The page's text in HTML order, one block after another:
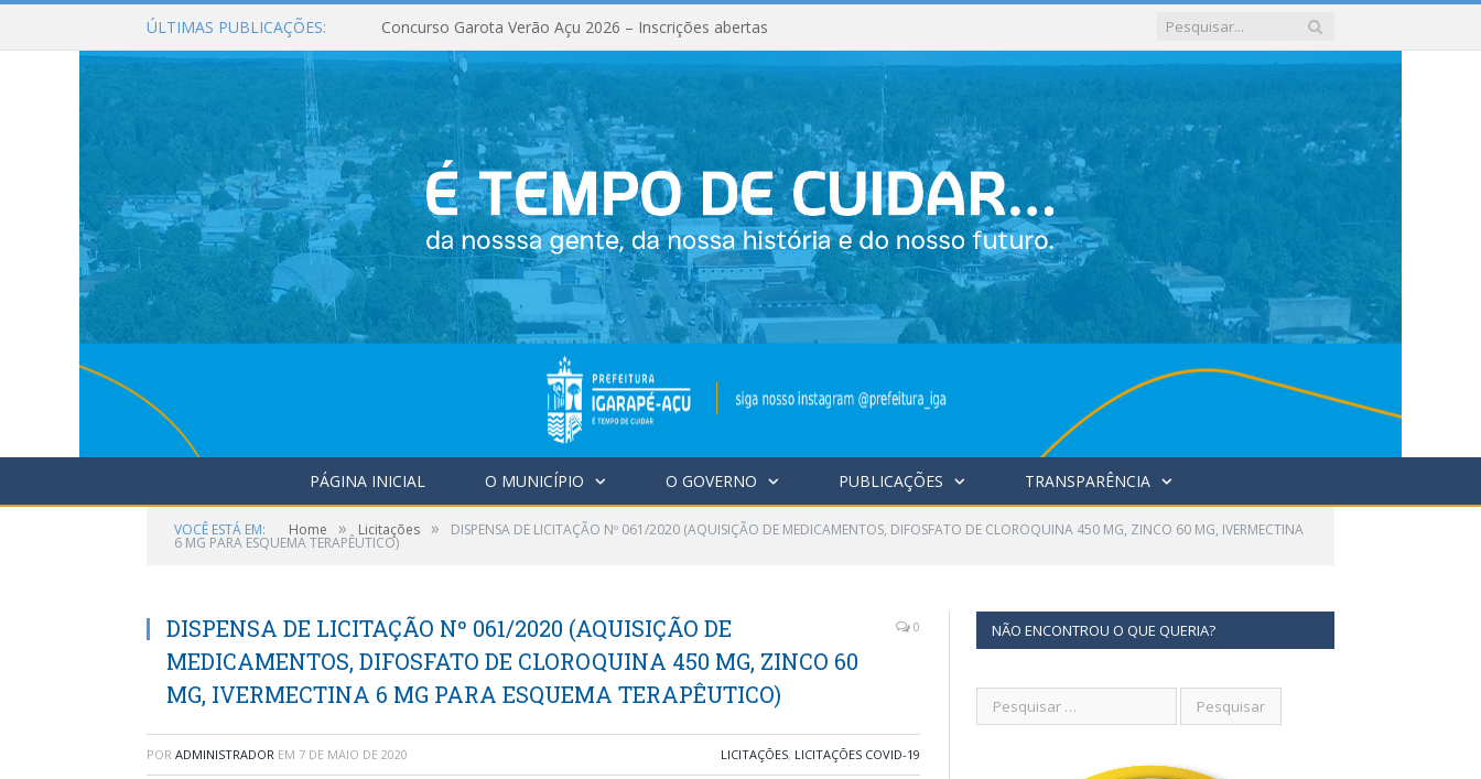
ÚLTIMAS PUBLICAÇÕES: Concurso Garota Verão Açu 2026 – Inscrições abertas
PÁGINA INICIAL O MUNICÍPIO O GOVERNO PUBLICAÇÕES TRANSPARÊNCIA
VOCÊ ESTÁ EM: Home » Licitações » DISPENSA DE LICITAÇÃO Nº 061/2020 (AQUISIÇÃO DE MEDICAMENTOS, DIFOSFATO DE CLOROQUINA 450 MG, ZINCO 60 MG, IVERMECTINA
6 MG PARA ESQUEMA TERAPÊUTICO)
DISPENSA DE LICITAÇÃO Nº 061/2020 (AQUISIÇÃO DE
MEDICAMENTOS, DIFOSFATO DE CLOROQUINA 450 MG, ZINCO 60
MG, IVERMECTINA 6 MG PARA ESQUEMA TERAPÊUTICO)
0
POR ADMINISTRADOR EM 7 DE MAIO DE 2020 LICITAÇÕES, LICITAÇÕES COVID-19
NÃO ENCONTROU O QUE QUERIA?